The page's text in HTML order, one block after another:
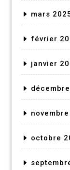
mars
février
janvier
octobre